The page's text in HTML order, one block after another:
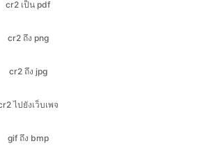
cr2 ถึง jpg
cr2 ไปยังเว็บเพจ
gif ถึง bmp
gif ถึง ไอโก
gif ถึง jfif